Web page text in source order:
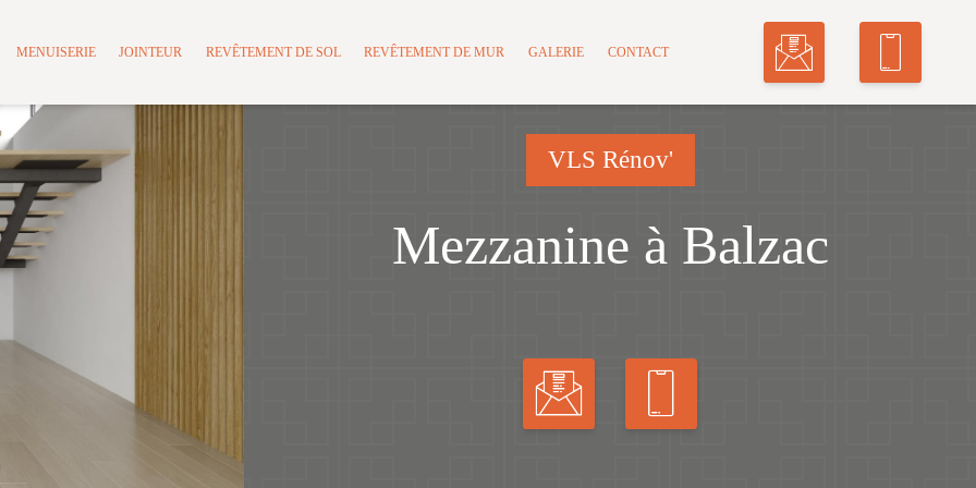
MENUISERIE JOINTEUR REVÊTEMENT DE SOL REVÊTEMENT DE MUR GALERIE CONTACT
VLS Rénov'
Mezzanine à Balzac